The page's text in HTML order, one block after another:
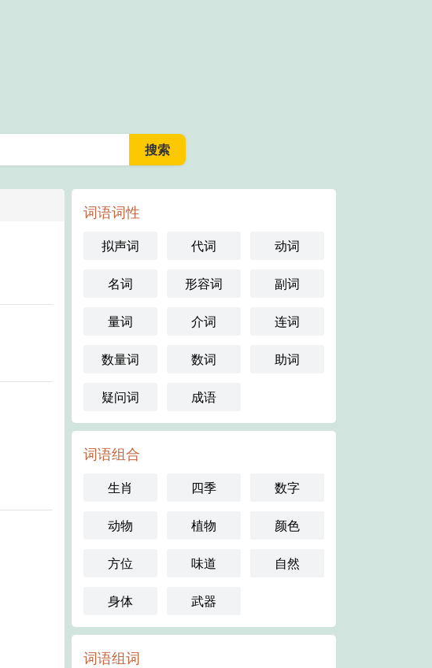
词语词性
拟声词 代词 动词
名词 形容词 副词
量词 介词 连词
数量词 数词 助词
疑问词 成语
词语组合
生肖 四季 数字
动物 植物 颜色
方位 味道 自然
身体 武器
词语组词